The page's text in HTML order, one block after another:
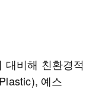
대비해 친환경적
예스